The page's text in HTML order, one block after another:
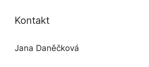
Kontakt
Jana Daněčková